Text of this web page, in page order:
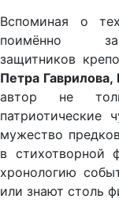
Вспоминая о
поимённо
защитников
Петра
автор не
патриотические
мужество
в стихотворной
хронологию
или знают столь